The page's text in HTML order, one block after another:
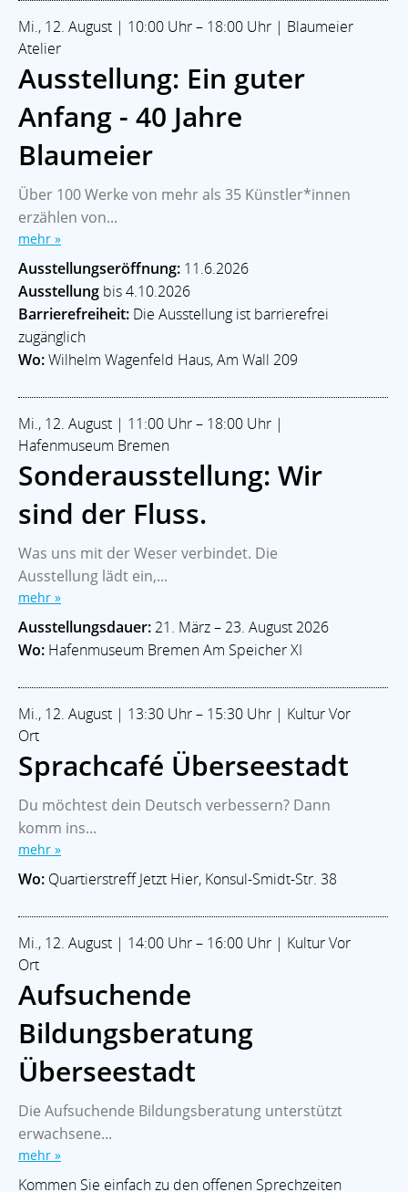
Mi., 12. August | 10:00 Uhr – 18:00 Uhr | Blaumeier
Atelier
Ausstellung: Ein guter
Anfang - 40 Jahre
Blaumeier
Über 100 Werke von mehr als 35 Künstler*innen
erzählen von...
mehr »
Ausstellungseröffnung: 11.6.2026
Ausstellung bis 4.10.2026
Barrierefreiheit: Die Ausstellung ist barrierefrei
zugänglich
Wo:Wilhelm Wagenfeld Haus, Am Wall 209
Mi., 12. August | 11:00 Uhr – 18:00 Uhr |
Hafenmuseum Bremen
Sonderausstellung: Wir
sind der Fluss.
Was uns mit der Weser verbindet. Die
Ausstellung lädt ein,...
mehr »
Ausstellungsdauer:21. März – 23. August 2026
Wo: Hafenmuseum Bremen Am Speicher XI
Mi., 12. August | 13:30 Uhr – 15:30 Uhr | Kultur Vor
Ort
Sprachcafé Überseestadt
Du möchtest dein Deutsch verbessern? Dann
komm ins...
mehr »
Wo: Quartierstreff Jetzt Hier, Konsul-Smidt-Str. 38
Mi., 12. August | 14:00 Uhr – 16:00 Uhr | Kultur Vor
Ort
Aufsuchende
Bildungsberatung
Überseestadt
Die Aufsuchende Bildungsberatung unterstützt
erwachsene...
mehr »
Kommen Sie einfach zu den offenen Sprechzeiten